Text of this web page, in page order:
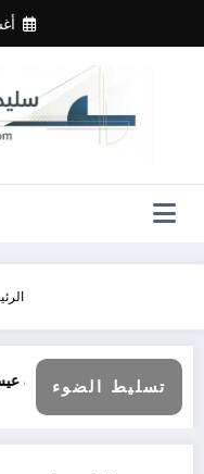
المحتوى
تسليط الضوء
علجية عيش